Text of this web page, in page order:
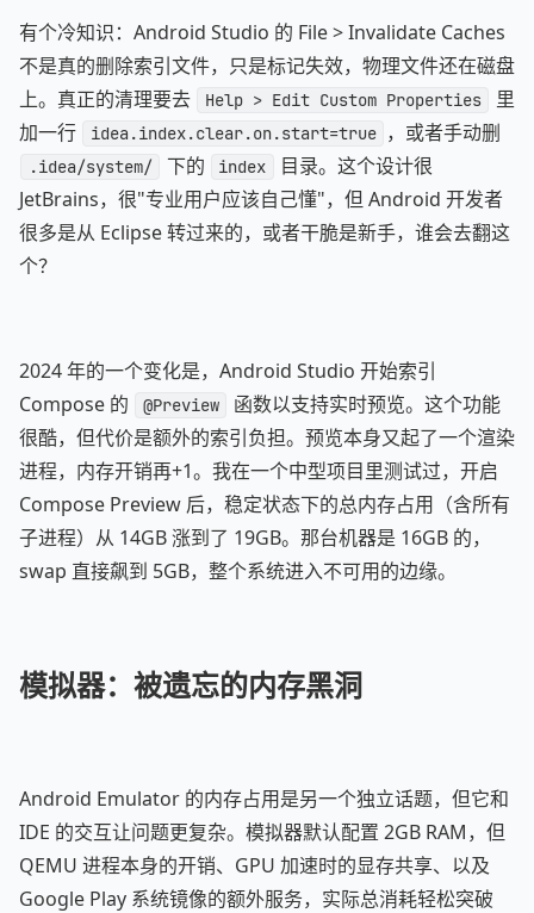
有个冷知识：Android Studio 的 File > Invalidate Caches
不是真的删除索引文件，只是标记失效，物理文件还在磁盘
上。真正的清理要去
Help > Edit Custom Properties
里
加一行
idea.index.clear.on.start=true ，或者手动删
.idea/system/ 下的 index
目录。这个设计很
JetBrains，很"专业用户应该自己懂"，但 Android 开发者
很多是从 Eclipse 转过来的，或者干脆是新手，谁会去翻这
个？
2024 年的一个变化是，Android Studio 开始索引
Compose 的
@Preview
函数以支持实时预览。这个功能
很酷，但代价是额外的索引负担。预览本身又起了一个渲染
进程，内存开销再+1。我在一个中型项目里测试过，开启
Compose Preview 后，稳定状态下的总内存占用（含所有
子进程）从 14GB 涨到了 19GB。那台机器是 16GB 的，
swap 直接飙到 5GB，整个系统进入不可用的边缘。
模拟器：被遗忘的内存黑洞
Android Emulator 的内存占用是另一个独立话题，但它和
IDE 的交互让问题更复杂。模拟器默认配置 2GB RAM，但
QEMU 进程本身的开销、GPU 加速时的显存共享、以及
Google Play 系统镜像的额外服务，实际总消耗轻松突破